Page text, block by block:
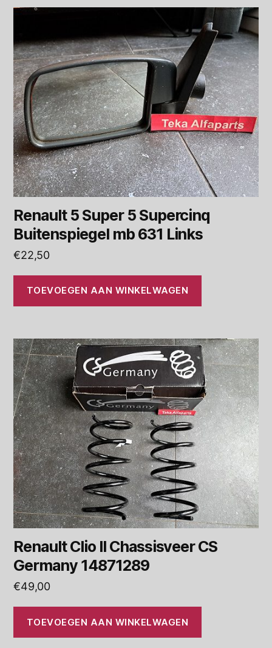
Renault 5 Super 5 Supercinq
Buitenspiegel mb 631 Links
€22,50
TOEVOEGEN AAN WINKELWAGEN
Renault Clio II Chassisveer CS
Germany 14871289
€49,00
TOEVOEGEN AAN WINKELWAGEN